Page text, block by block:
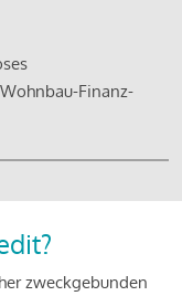
Finanz-
zweckgebunden